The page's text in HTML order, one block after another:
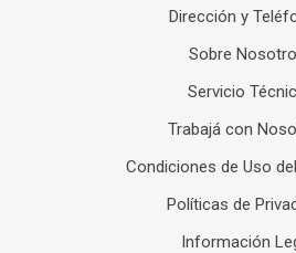
Dirección y
Sobre
Servicio
Trabajá con
Condiciones de Uso
Políticas de
Información